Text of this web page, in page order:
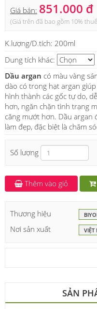
Giá bán: 851.000 đ
(Giá trên đã bao gồm 10%
K.lượng/D.tích: 200ml
Dung tích khác:
Dầu argan có màu vàng
dào có trong hạt argan
hình thành các gốc tự do,
hơn, ngăn chặn tình trạng
căng mướt hơn. Dầu argan
làm đẹp, đặc biệt là chăm
Số lượng
Thêm vào giỏ
Thương hiệu
Nơi sản xuất VIỆT
SẢN